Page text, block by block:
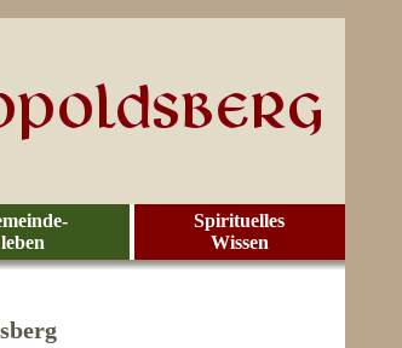
Spirituelles
Wissen
leben